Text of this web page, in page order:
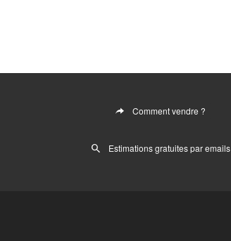
Comment vendre ?
Estimations gratuites par emails